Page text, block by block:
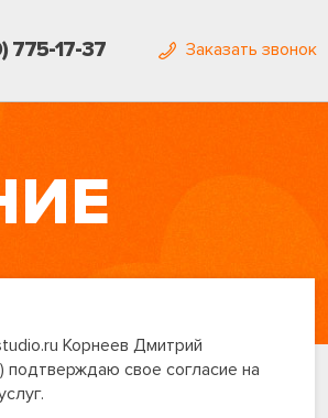
775-17-37 Заказать звонок
Корнеев Дмитрий
свое согласие на